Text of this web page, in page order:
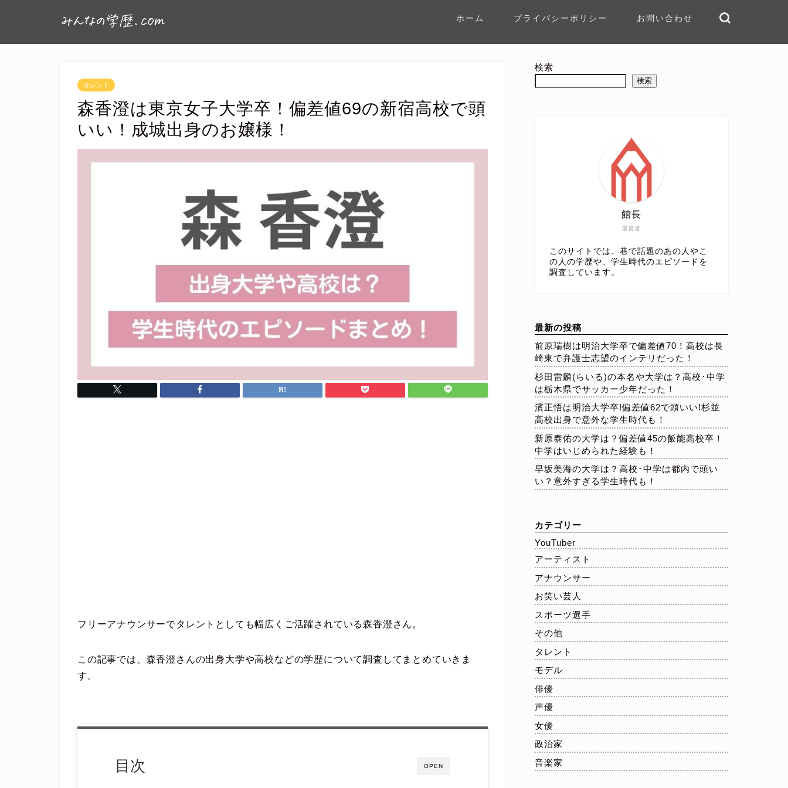
ホーム プライバシーポリシー お問い合わせ
タレント
森香澄は東京女子大学卒！偏差値69の新宿高校で頭
いい！成城出身のお嬢様！
フリーアナウンサーでタレントとしても幅広くご活躍されている森香澄さん。
この記事では、森香澄さんの出身大学や高校などの学歴について調査してまとめていきま
す。
OPEN
目次
検索
検索
運営者
館長
このサイトでは、巷で話題のあの人やこ
の人の学歴や、学生時代のエピソードを
調査しています。
最新の投稿
前原瑞樹は明治大学卒で偏差値70！高校は長
崎東で弁護士志望のインテリだった！
杉田雷麟(らいる)の本名や大学は？高校･中学
は栃木県でサッカー少年だった！
濱正悟は明治大学卒!偏差値62で頭いい!杉並
高校出身で意外な学生時代も！
新原泰佑の大学は？偏差値45の飯能高校卒！
中学はいじめられた経験も！
早坂美海の大学は？高校･中学は都内で頭い
い？意外すぎる学生時代も！
カテゴリー
YouTuber
アーティスト
アナウンサー
お笑い芸人
スポーツ選手
その他
タレント
モデル
俳優
声優
女優
政治家
音楽家